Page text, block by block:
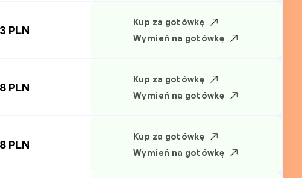
PLN
Kup za gotówkę
Wymień na gotówkę
PLN
Kup za gotówkę
Wymień na gotówkę
PLN
Kup za gotówkę
Wymień na gotówkę